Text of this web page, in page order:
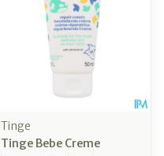
Tinge
Tinge Bebe Creme